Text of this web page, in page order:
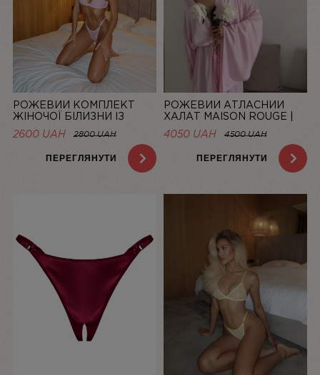
РОЖЕВИЙ КОМПЛЕКТ
ЖІНОЧОЇ БІЛИЗНИ ІЗ
СІТОЧКИ BASIC PINK |
LINIYA
2600 UAH 2800 UAH
ПЕРЕГЛЯНУТИ
РОЖЕВИЙ АТЛАСНИЙ
ХАЛАТ MAISON ROUGE |
LINIYA
4050 UAH 4500 UAH
ПЕРЕГЛЯНУТИ